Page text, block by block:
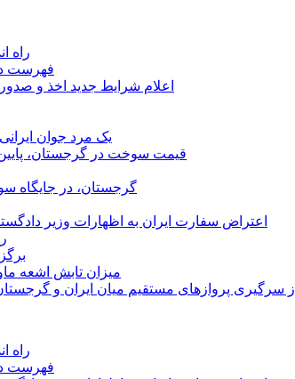
راه
فهرست
اعلام شرایط جدید اخذ و
یک مرد جوان ایرانی، متهم
قیمت سوخت در گرجستان،
گرجستان، در جایگاه
اعتراض سفارت ایران به اظهارات وزیر
میزان تابش اشعه
از سرگیری پروازهای مستقیم میان ایران و
راه
فهرست